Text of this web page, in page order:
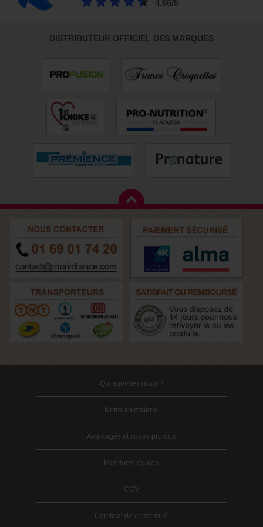
4.66/5
DISTRIBUTEUR OFFICIEL DES MARQUES
Qui sommes nous ?
Notre animalerie
Avantages et codes promos
Mentions légales
CGV
Certificat de conformité